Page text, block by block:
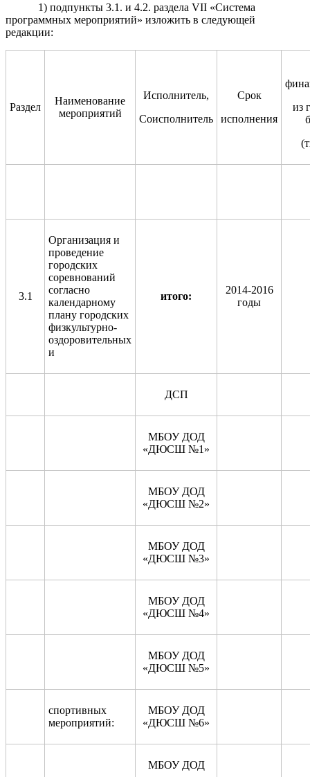
1) подпункты 3.1. и 4.2. раздела VII «Система
программных мероприятий» изложить в следующей
редакции:
Раздел
Наименование
мероприятий
Исполнитель,
Соисполнитель
Срок
исполнения
из
3.1
Организация и
проведение
городских
соревнований
согласно
календарному
плану городских
физкультурно-
оздоровительных
и
итого:
2014-2016
годы
ДСП
МБОУ ДОД
«ДЮСШ №1»
МБОУ ДОД
«ДЮСШ №2»
МБОУ ДОД
«ДЮСШ №3»
МБОУ ДОД
«ДЮСШ №4»
МБОУ ДОД
«ДЮСШ №5»
спортивных
мероприятий:
МБОУ ДОД
«ДЮСШ №6»
МБОУ ДОД